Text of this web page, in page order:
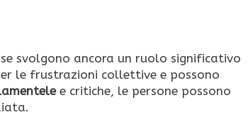
svolgono ancora un ruolo significativo
le frustrazioni collettive e possono
e critiche, le persone possono